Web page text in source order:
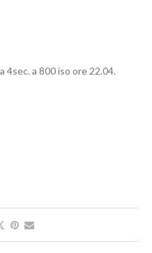
4sec. a 800 iso ore 22.04.